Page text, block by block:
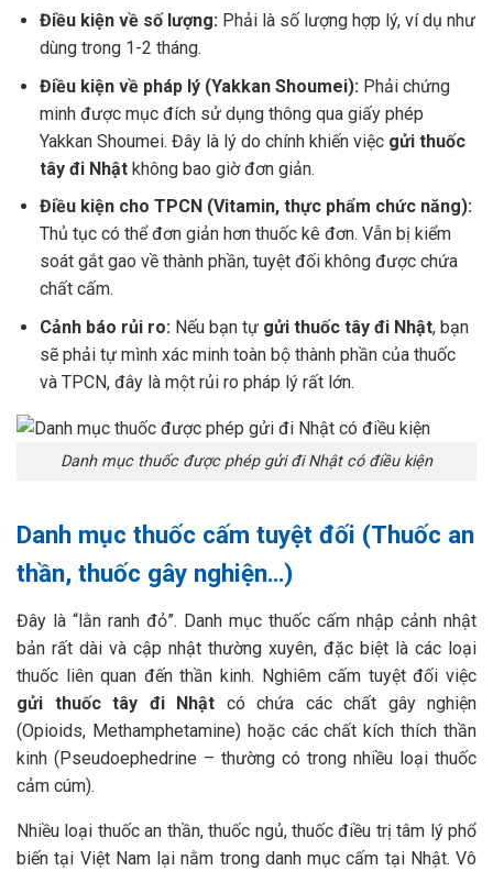
Điều kiện về số lượng:Phải là số lượng hợp lý, ví dụ như
dùng trong 1-2 tháng.
Điều kiện về pháp lý (Yakkan Shoumei): Phải chứng
minh được mục đích sử dụng thông qua giấy phép
Yakkan Shoumei. Đây là lý do chính khiến việc gửi thuốc
tây đi Nhậtkhông bao giờ đơn giản.
Điều kiện cho TPCN (Vitamin, thực phẩm chức năng):
Thủ tục có thể đơn giản hơn thuốc kê đơn. Vẫn bị kiểm
soát gắt gao về thành phần, tuyệt đối không được chứa
chất cấm.
Cảnh báo rủi ro:Nếu bạn tự gửi thuốc tây đi Nhật, bạn
sẽ phải tự mình xác minh toàn bộ thành phần của thuốc
và TPCN, đây là một rủi ro pháp lý rất lớn.
Danh mục thuốc được phép gửi đi Nhật có điều kiện
Danh mục thuốc cấm tuyệt đối (Thuốc an
thần, thuốc gây nghiện…)
Đây là “lằn ranh đỏ”. Danh mục thuốc cấm nhập cảnh nhật
bản rất dài và cập nhật thường xuyên, đặc biệt là các loại
thuốc liên quan đến thần kinh. Nghiêm cấm tuyệt đối việc
gửi thuốc tây đi Nhật có chứa các chất gây nghiện
(Opioids, Methamphetamine) hoặc các chất kích thích thần
kinh (Pseudoephedrine – thường có trong nhiều loại thuốc
cảm cúm).
Nhiều loại thuốc an thần, thuốc ngủ, thuốc điều trị tâm lý phổ
biến tại Việt Nam lại nằm trong danh mục cấm tại Nhật. Vô